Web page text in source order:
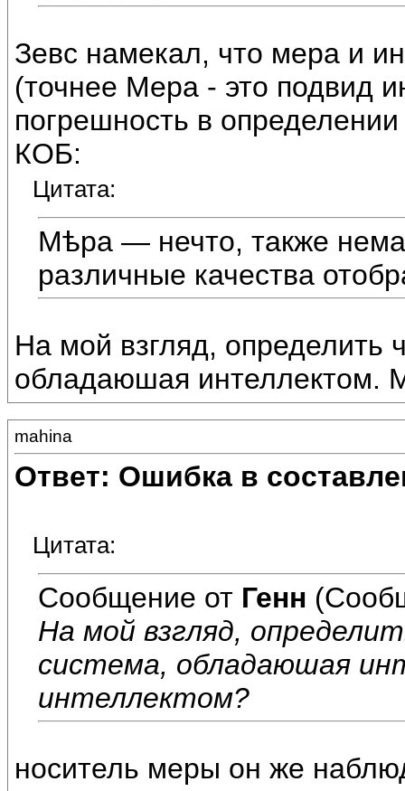
Зевс намекал, что мера и
(точнее Мера - это подвид
погрешность в
КОБ:
Цитата:
Мѣра — нечто, также
различные качества
На мой взгляд, определить
обладаюшая интеллектом.
mahina
Ответ: Ошибка в
Цитата:
Сообщение от Генн
На мой взгляд,
система, обладаюшая
интеллектом?
носитель меры он же